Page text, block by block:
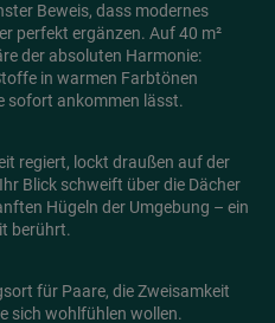
Beweis, dass modernes
perfekt ergänzen. Auf 40 m²
der absoluten Harmonie:
in warmen Farbtönen
sofort ankommen lässt.
regiert, lockt draußen auf der
Blick schweift über die Dächer
Hügeln der Umgebung – ein
berührt.
für Paare, die Zweisamkeit
sich wohlfühlen wollen.